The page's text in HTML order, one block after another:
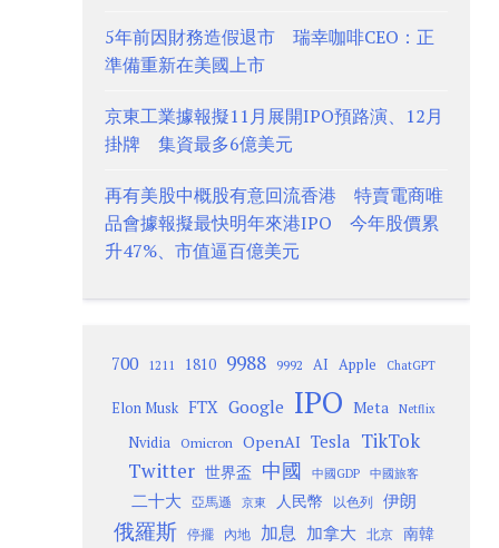
5年前因財務造假退市 瑞幸咖啡CEO：正
準備重新在美國上市
京東工業據報擬11月展開IPO預路演、12月
掛牌 集資最多6億美元
再有美股中概股有意回流香港 特賣電商唯
品會據報擬最快明年來港IPO 今年股價累
升47%、市值逼百億美元
700 1211 1810 9988 9992 AI Apple ChatGPT
Elon Musk FTX Google IPO Meta Netflix
Nvidia Omicron OpenAI Tesla TikTok
Twitter 世界盃 中國 中國GDP 中國旅客
二十大 亞馬遜 京東 人民幣 以色列 伊朗
俄羅斯 停擺 內地 加息 加拿大 北京
南韓